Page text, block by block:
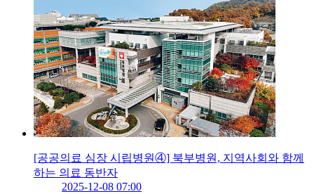
[공공의료 심장 시립병원④] 북부병원, 지역사회와 함께
하는 의료 동반자
2025-12-08 07:00